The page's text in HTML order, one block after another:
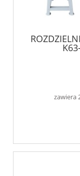
zawiera